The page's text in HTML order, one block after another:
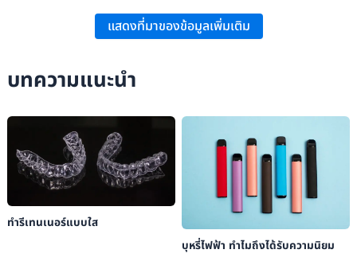
“Simethicone”.
แสดงที่มาของข้อมูลเพิ่มเติม
บทความแนะนำ
ทำรีเทนเนอร์แบบใส
บุหรี่ไฟฟ้า ทำไมถึงได้รับความนิยม